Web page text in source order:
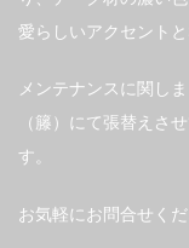
愛らしいアクセントと
メンテナンスに関し
（籐）にて張替えさ
す。
お気軽にお問合せくだ